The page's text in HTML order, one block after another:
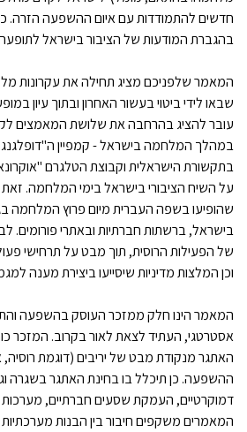
חדשים להתמודדות עם איום ההשפעה הזרה.
בהגברת המודעות של הציבור בישראל
המאמר שלפניכם מציג תחילה את עקרונות
שבאו לידי ביטוי בעשור האחרון ובתוך עיון
עובר להציג בהרחבה את שלושת המאמצים
במהלך המלחמה בישראל - קמפיין
בתקשורת הישראלית וקבוצת הטלגרם
על השיח הציבורי בישראל בימי המלחמה. זאת
שהופיעו בשפה העברית מיום פרוץ המלחמה
בישראל, ברשתות חברתיות ובאתרי פורומים.
של הפעילות הרוסית, תוך מבט על תרחישי
וכן המלצות מדיניות שיסייעו ביצירת מענה
המאמר הינו חלק ממזכר העוסק בהשפעה
אסטרטגי, העתיד לצאת לאור בקרוב. המזכר
האתגר מנקודת מבט של יריבים (דוגמת רוסיה,
ההשפעה. כן תיכלל בו בחינת האתגר בשגרה
דמוקרטיים, העמקת שסעים חברתיים,
המאמרים משקפים חיבור בין הבנות